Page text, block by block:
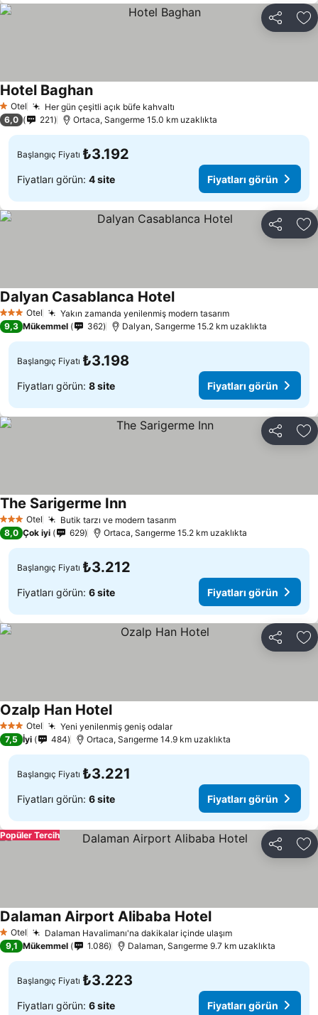
Paylaş
1 Yıldız
Otel Her gün çeşitli açık büfe kahvaltı
Hotel Baghan
6,0 221 Ortaca, Sarıgerme 15.0 km uzaklıkta
Başlangıç Fiyatı ₺3.192
Fiyatları görün: 4 site Fiyatları görün
Paylaş
3 YıldızOtel Yakın zamanda yenilenmiş modern tasarım
Dalyan Casablanca Hotel
9,3 Mükemmel 362 Dalyan, Sarıgerme 15.2 km uzaklıkta
Başlangıç Fiyatı ₺3.198
Fiyatları görün: 8 site Fiyatları görün
Paylaş
3 YıldızOtel Butik tarzı ve modern tasarım
The Sarigerme Inn
8,0 Çok iyi 629 Ortaca, Sarıgerme 15.2 km uzaklıkta
Başlangıç Fiyatı ₺3.212
Fiyatları görün: 6 site Fiyatları görün
Paylaş
3 YıldızOtel Yeni yenilenmiş geniş odalar
Ozalp Han Hotel
7,5 İyi 484 Ortaca, Sarıgerme 14.9 km uzaklıkta
Başlangıç Fiyatı ₺3.221
Fiyatları görün: 6 site Fiyatları görün
Paylaş
Popüler Tercih
1 Yıldız
Otel Dalaman Havalimanı'na dakikalar içinde ulaşım
Dalaman Airport Alibaba Hotel
9,1 Mükemmel 1.086 Dalaman, Sarıgerme 9.7 km uzaklıkta
Başlangıç Fiyatı ₺3.223
Fiyatları görün: 6 site Fiyatları görün